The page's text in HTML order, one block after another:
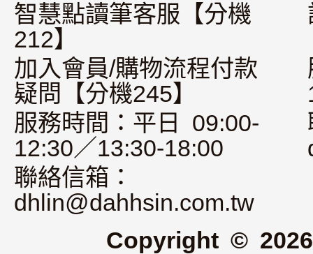
智慧點讀筆客服【分機
212】
加入會員/購物流程付款
疑問【分機245】
服務時間：平日 09:00-
12:30／13:30-18:00
聯絡信箱：
dhlin@dahhsin.com.tw
Copyright ©